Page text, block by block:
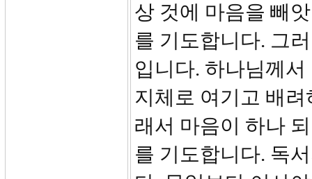
상 것에 마음을 빼
를 기도합니다. 그
입니다. 하나님께
지체로 여기고 배
래서 마음이 하나
를 기도합니다. 독